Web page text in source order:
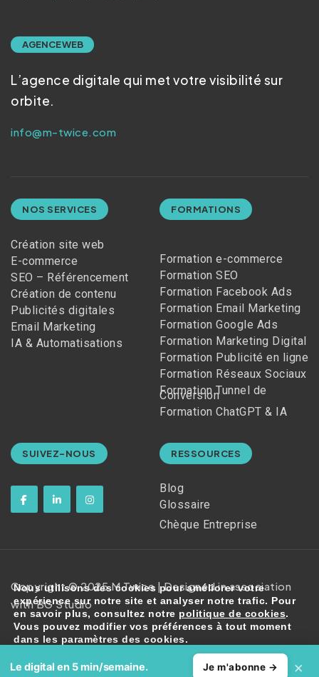
Le digital en 5 min/semaine. Je m'abonne → ×
AGENCE WEB
L’agence digitale qui met votre visibilité sur
orbite.
info@m-twice.com
NOS SERVICES
Création site web
E-commerce
SEO – Référencement
Création de contenu
Publicités digitales
Email Marketing
IA & Automatisations
FORMATIONS
Formation e-commerce
Formation SEO
Formation Facebook Ads
Formation Email Marketing
Formation Google Ads
Formation Marketing Digital
Formation Publicité en ligne
Formation Réseaux Sociaux
Formation Tunnel de
Conversion
Formation ChatGPT & IA
SUIVEZ-NOUS RESSOURCES
Blog
Glossaire
Chèque Entreprise
Copyright © 2025 M Twice | Designed in association
with BG Studio
Cookies
Nous utilisons des cookies pour améliorer votre
expérience sur notre site et analyser notre trafic. Pour
en savoir plus, consultez notre politique de cookies.
Vous pouvez modifier vos préférences à tout moment
dans les paramètres des cookies.
Accepter Refuser